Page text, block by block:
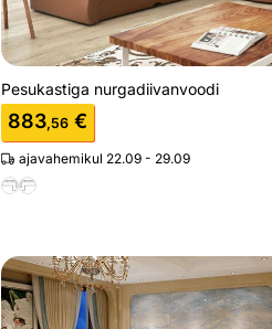
Pesukastiga nurgadiivanvoodi
883,56 €
ajavahemikul 22.09 - 29.09
Pesukastiga nurgadiivanvoodi
Otsi